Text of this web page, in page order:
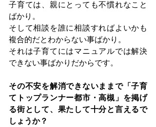
子育ては、親にとっても不慣れなこと
ばかり。
そして相談を誰に相談すればよいかも
複合的だとわからない事ばかり。
それは子育てにはマニュアルでは解決
できない事ばかりだからです。
その不安を解消できないままで「子育
てトップランナー都市・高槻」を掲げ
る街として、果たして十分と言えるで
しょうか？